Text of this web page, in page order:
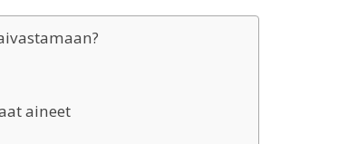
aineet